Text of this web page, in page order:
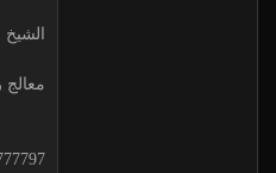
الشيخ
معالج روحانى